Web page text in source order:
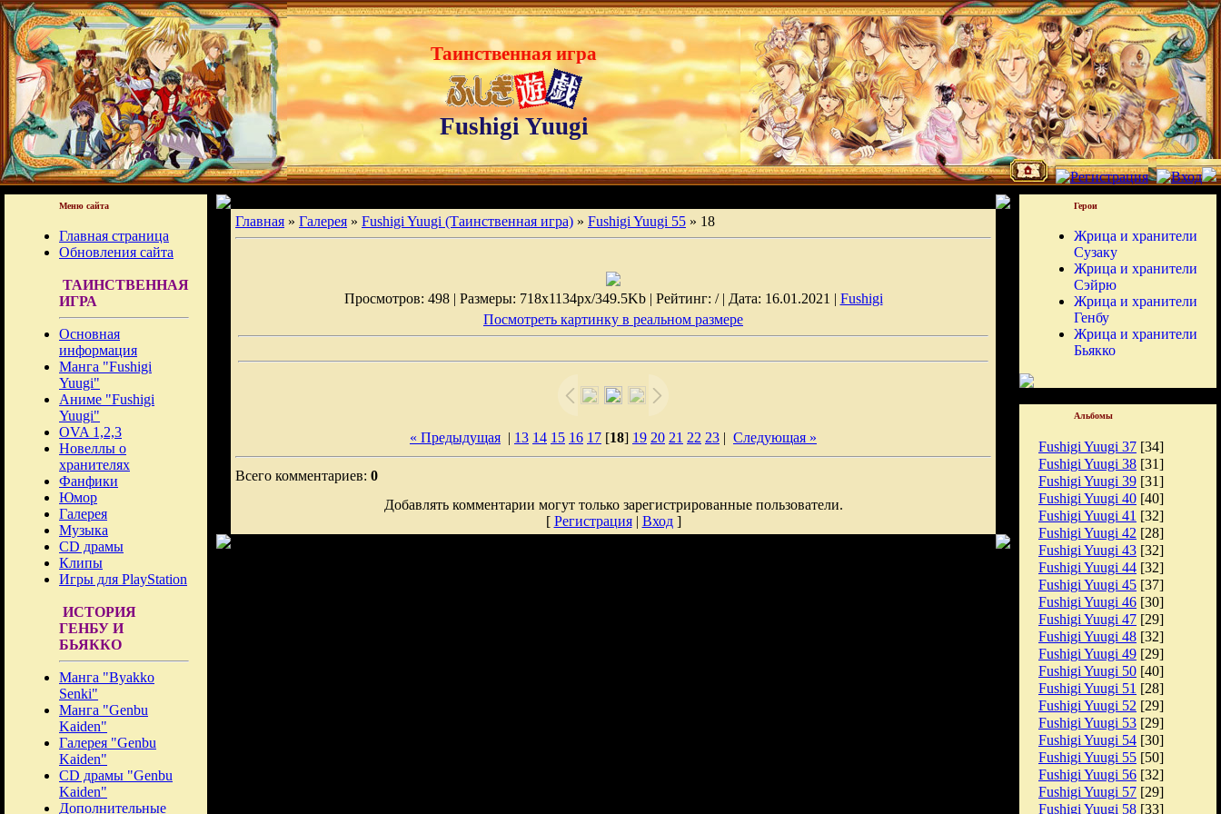
Таинственная игра
Fushigi Yuugi
Меню сайта
Главная страница
Обновления сайта
ТАИНСТВЕННАЯ
ИГРА
Основная
информация
Манга "Fushigi
Yuugi"
Аниме "Fushigi
Yuugi"
OVA 1,2,3
Новеллы о
хранителях
Фанфики
Юмор
Галерея
Музыка
CD драмы
Клипы
Игры для PlayStation
ИСТОРИЯ
ГЕНБУ И
БЬЯККО
Манга "Byakko
Senki"
Манга "Genbu
Kaiden"
Галерея "Genbu
Kaiden"
CD драмы "Genbu
Kaiden"
Дополнительные
Главная » Галерея » Fushigi Yuugi (Таинственная игра) » Fushigi Yuugi 55 » 18
Просмотров: 498 | Размеры: 718x1134px/349.5Kb | Рейтинг: / | Дата: 16.01.2021 | Fushigi
Посмотреть картинку в реальном размере
« Предыдущая | 13 14 15 16 17 [18] 19 20 21 22 23 | Следующая »
Всего комментариев: 0
Добавлять комментарии могут только зарегистрированные пользователи.
[ Регистрация| Вход]
Герои
Жрица и хранители
Сузаку
Жрица и хранители
Сэйрю
Жрица и хранители
Генбу
Жрица и хранители
Бьякко
Альбомы
Fushigi Yuugi 37 [34]
Fushigi Yuugi 38 [31]
Fushigi Yuugi 39 [31]
Fushigi Yuugi 40 [40]
Fushigi Yuugi 41 [32]
Fushigi Yuugi 42 [28]
Fushigi Yuugi 43 [32]
Fushigi Yuugi 44 [32]
Fushigi Yuugi 45 [37]
Fushigi Yuugi 46 [30]
Fushigi Yuugi 47 [29]
Fushigi Yuugi 48 [32]
Fushigi Yuugi 49 [29]
Fushigi Yuugi 50 [40]
Fushigi Yuugi 51 [28]
Fushigi Yuugi 52 [29]
Fushigi Yuugi 53 [29]
Fushigi Yuugi 54 [30]
Fushigi Yuugi 55 [50]
Fushigi Yuugi 56 [32]
Fushigi Yuugi 57 [29]
Fushigi Yuugi 58 [33]